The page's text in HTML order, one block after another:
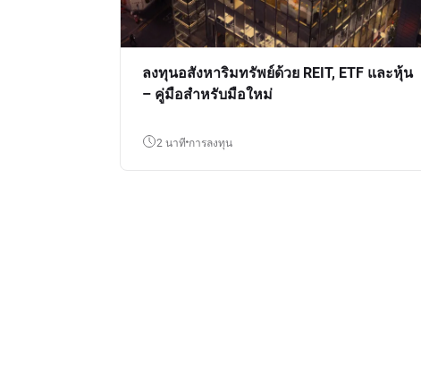
ลงทุนอสังหาริมทรัพย์ด้วย REIT, ETF และหุ้น
– คู่มือสำหรับมือใหม่
2 นาที การลงทุน